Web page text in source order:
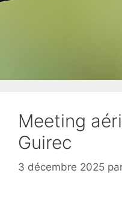
Meeting
Guirec
3 décembre 2025